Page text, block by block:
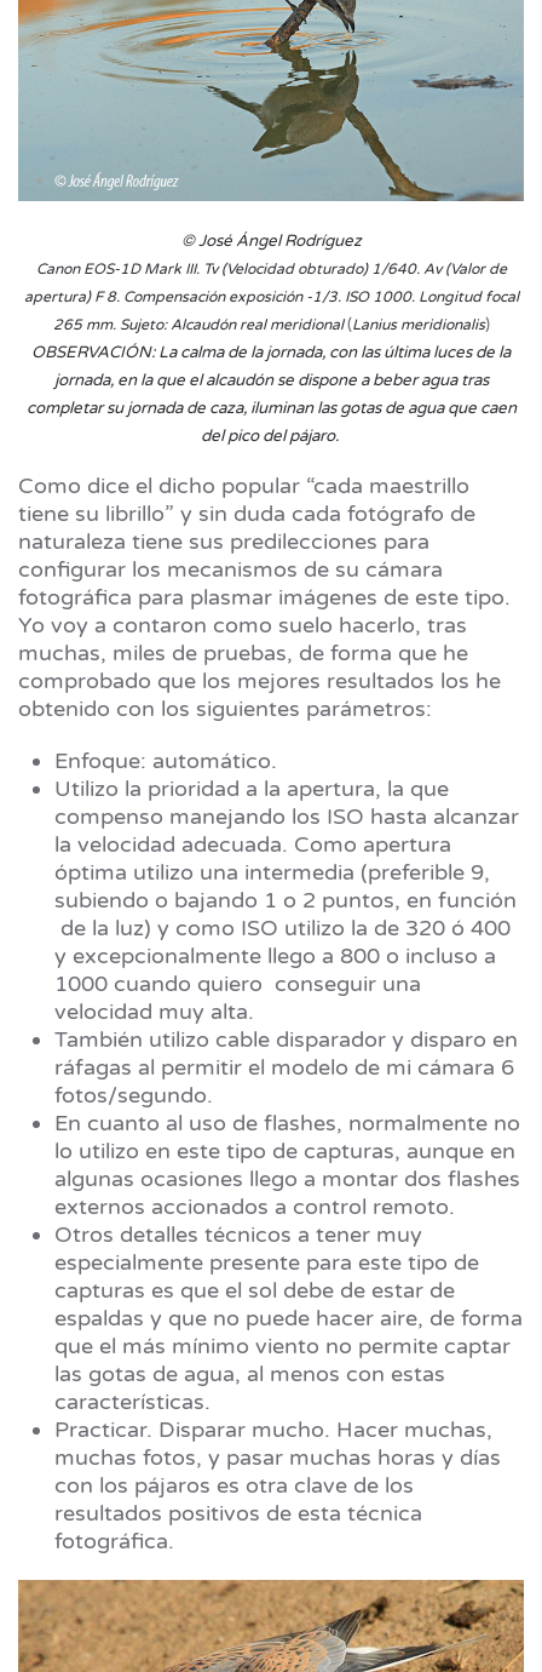
© José Ángel Rodríguez
Canon EOS-1D Mark III. Tv (Velocidad obturado) 1/640. Av (Valor de
apertura) F 8. Compensación exposición -1/3. ISO 1000. Longitud focal
265 mm. Sujeto: Alcaudón real meridional(Lanius meridionalis)​
OBSERVACIÓN: La calma de la jornada, con las última luces de la
jornada, en la que el alcaudón se dispone a beber agua tras
completar su jornada de caza, iluminan las gotas de agua que caen
del pico del pájaro.
Como dice el dicho popular “cada maestrillo
tiene su librillo” y sin duda cada fotógrafo de
naturaleza tiene sus predilecciones para
configurar los mecanismos de su cámara
fotográfica para plasmar imágenes de este tipo.
Yo voy a contaron como suelo hacerlo, tras
muchas, miles de pruebas, de forma que he
comprobado que los mejores resultados los he
obtenido con los siguientes parámetros:
Enfoque: automático.
Utilizo la prioridad a la apertura, la que
compenso manejando los ISO hasta alcanzar
la velocidad adecuada. Como apertura
óptima utilizo una intermedia (preferible 9,
subiendo o bajando 1 o 2 puntos, en función
de la luz) y como ISO utilizo la de 320 ó 400
y excepcionalmente llego a 800 o incluso a
1000 cuando quiero conseguir una
velocidad muy alta.
También utilizo cable disparador y disparo en
ráfagas al permitir el modelo de mi cámara 6
fotos/segundo.
En cuanto al uso de flashes, normalmente no
lo utilizo en este tipo de capturas, aunque en
algunas ocasiones llego a montar dos flashes
externos accionados a control remoto.
Otros detalles técnicos a tener muy
especialmente presente para este tipo de
capturas es que el sol debe de estar de
espaldas y que no puede hacer aire, de forma
que el más mínimo viento no permite captar
las gotas de agua, al menos con estas
características.
Practicar. Disparar mucho. Hacer muchas,
muchas fotos, y pasar muchas horas y días
con los pájaros es otra clave de los
resultados positivos de esta técnica
fotográfica.